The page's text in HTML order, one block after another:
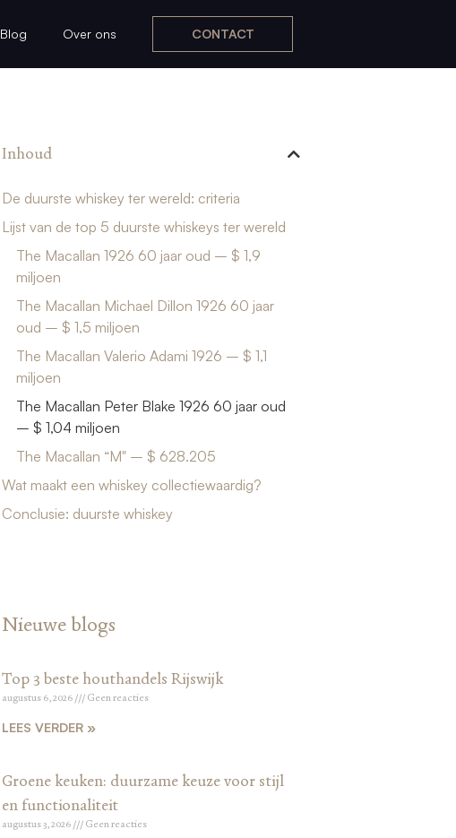
Blog Over ons CONTACT
Inhoud
De duurste whiskey ter wereld: criteria
Lijst van de top 5 duurste whiskeys ter wereld
The Macallan 1926 60 jaar oud – $ 1,9
miljoen
The Macallan Michael Dillon 1926 60 jaar
oud – $ 1,5 miljoen
The Macallan Valerio Adami 1926 – $ 1,1
miljoen
The Macallan Peter Blake 1926 60 jaar oud
– $ 1,04 miljoen
The Macallan “M" – $ 628.205
Wat maakt een whiskey collectiewaardig?
Conclusie: duurste whiskey
Nieuwe blogs
Top 3 beste houthandels Rijswijk
augustus 6, 2026 Geen reacties
LEES VERDER »
Groene keuken: duurzame keuze voor stijl
en functionaliteit
augustus 3, 2026 Geen reacties